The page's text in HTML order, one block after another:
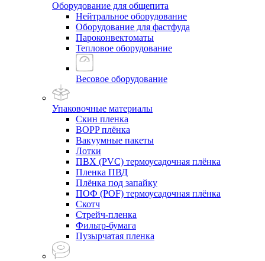
Оборудование для общепита
Нейтральное оборудование
Оборудование для фастфуда
Пароконвектоматы
Тепловое оборудование
Весовое оборудование
Упаковочные материалы
Скин пленка
BOPP плёнка
Вакуумные пакеты
Лотки
ПВХ (PVC) термоусадочная плёнка
Пленка ПВД
Плёнка под запайку
ПОФ (POF) термоусадочная плёнка
Скотч
Стрейч-пленка
Фильтр-бумага
Пузырчатая пленка